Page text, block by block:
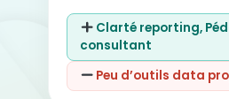
Clarté reporting,
consultant
Peu d’outils data